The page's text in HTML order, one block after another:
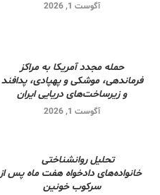
آگوست 1, 2026
حمله مجدد آمریکا به مراکز
فرماندهی، موشکی و پهپادی، پدافند
و زیرساخت‌های دریایی ایران
آگوست 1, 2026
تحلیل روانشناختی
خانواده‌های دادخواه هفت ماه پس از
سرکوب خونین